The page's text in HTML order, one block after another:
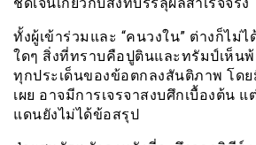
ทั้งผู้เข้าร่วมและ “คนวงใน” ต่างก็ไม่ไ
ใดๆ สิ่งที่ทราบคือปูตินและทรัมป์เห็นพ้
ทุกประเด็นของข้อตกลงสันติภาพ โดย
เผย อาจมีการเจรจาสงบศึกเบื้องต้น
แดนยังไม่ได้ข้อสรุป